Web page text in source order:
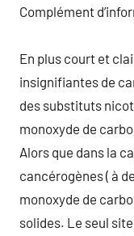
Complément
En plus court et
insignifiantes de
des substituts
monoxyde de
Alors que dans la
cancérogènes ( à
monoxyde de
solides. Le seul